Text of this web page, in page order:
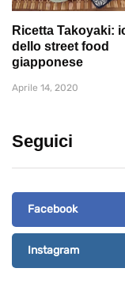
Ricetta Takoyaki:
dello street food
giapponese
Aprile 14, 2020
Seguici
Facebook
Instagram